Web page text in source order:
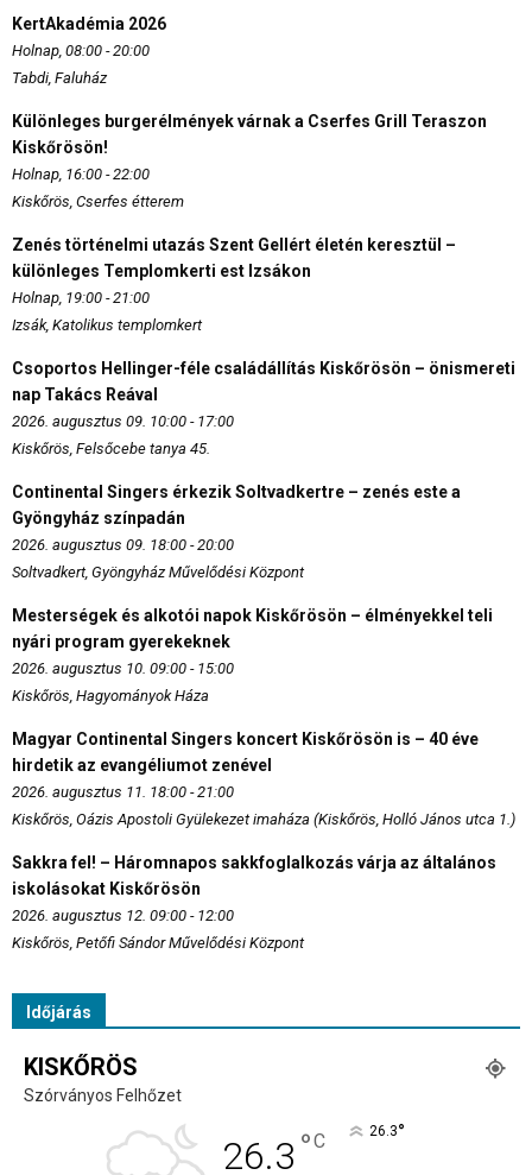
KertAkadémia 2026
Holnap, 08:00 - 20:00
Tabdi, Faluház
Különleges burgerélmények várnak a Cserfes Grill Teraszon
Kiskőrösön!
Holnap, 16:00 - 22:00
Kiskőrös, Cserfes étterem
Zenés történelmi utazás Szent Gellért életén keresztül –
különleges Templomkerti est Izsákon
Holnap, 19:00 - 21:00
Izsák, Katolikus templomkert
Csoportos Hellinger-féle családállítás Kiskőrösön – önismereti
nap Takács Reával
2026. augusztus 09. 10:00 - 17:00
Kiskőrös, Felsőcebe tanya 45.
Continental Singers érkezik Soltvadkertre – zenés este a
Gyöngyház színpadán
2026. augusztus 09. 18:00 - 20:00
Soltvadkert, Gyöngyház Művelődési Központ
Mesterségek és alkotói napok Kiskőrösön – élményekkel teli
nyári program gyerekeknek
2026. augusztus 10. 09:00 - 15:00
Kiskőrös, Hagyományok Háza
Magyar Continental Singers koncert Kiskőrösön is – 40 éve
hirdetik az evangéliumot zenével
2026. augusztus 11. 18:00 - 21:00
Kiskőrös, Oázis Apostoli Gyülekezet imaháza (Kiskőrös, Holló János utca 1.)
Sakkra fel! – Háromnapos sakkfoglalkozás várja az általános
iskolásokat Kiskőrösön
2026. augusztus 12. 09:00 - 12:00
Kiskőrös, Petőfi Sándor Művelődési Központ
Időjárás
KISKŐRÖS
Szórványos Felhőzet
26.3 °C 26.3°